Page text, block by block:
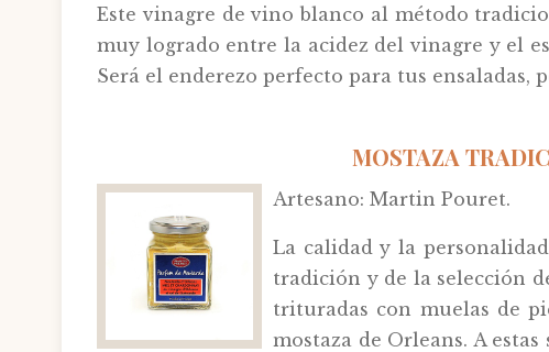
Este vinagre de vino blanco al método
muy logrado entre la acidez del vinagre y el
Será el enderezo perfecto para tus
MOSTAZA
Artesano: Martin Pouret.
La calidad y la
tradición y de la selección
trituradas con muelas de
mostaza de Orleans. A